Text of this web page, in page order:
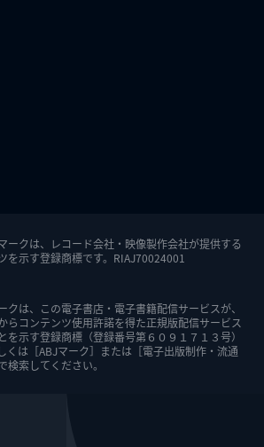
ークは、レコード会社・映像製作会社が提供する
を示す登録商標です。RIAJ70024001
クは、この電子書店・電子書籍配信サービスが、
らコンテンツ使用許諾を得た正規版配信サービス
を示す登録商標（登録番号第６０９１７１３号）
くは［ABJマーク］または［電子出版制作・流通
検索してください。